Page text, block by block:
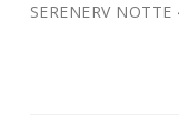
SERENERV